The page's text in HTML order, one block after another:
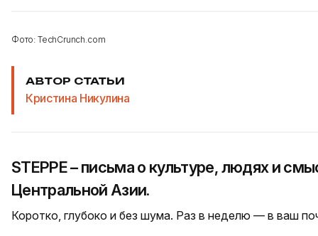
Фото: TechCrunch.com
АВТОР СТАТЬИ
Кристина Никулина
STEPPE – письма о культуре, людях и
Центральной Азии.
Коротко, глубоко и без шума. Раз в неделю — в ваш